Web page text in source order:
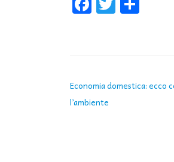
FacebookTwitter
Economia domestica: ecco
l’ambiente